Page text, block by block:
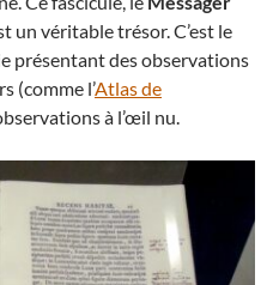
un véritable trésor. C’est le
présentant des observations
(comme l’Atlas de
à l’œil nu.